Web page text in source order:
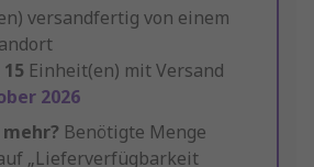
versandfertig von einem
15 Einheit(en) mit Versand
2026
Benötigte Menge
„Lieferverfügbarkeit